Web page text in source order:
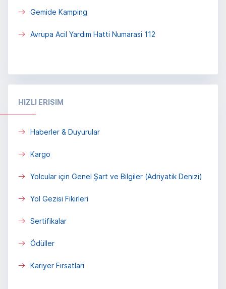
Gemide Kamping
Avrupa Acil Yardim Hatti Numarasi 112
HIZLI ERISIM
Haberler & Duyurular
Kargo
Yolcular için Genel Şart ve Bilgiler (Adriyatik Denizi)
Yol Gezisi Fikirleri
Sertifikalar
Ödüller
Kariyer Fırsatları